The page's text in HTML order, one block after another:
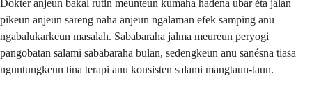
Dokter anjeun bakal rutin meunteun kumaha hadéna ubar éta jalan
pikeun anjeun sareng naha anjeun ngalaman efek samping anu
ngabalukarkeun masalah. Sababaraha jalma meureun peryogi
pangobatan salami sababaraha bulan, sedengkeun anu sanésna tiasa
nguntungkeun tina terapi anu konsisten salami mangtaun-taun.